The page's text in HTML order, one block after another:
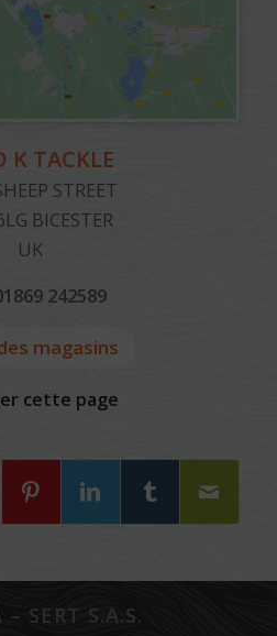
K TACKLE
STREET
BICESTER
UK
242589
magasins
cette page
– SERT S.A.S.